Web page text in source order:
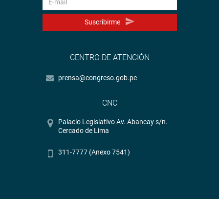
Suscribirme
CENTRO DE ATENCIÓN
prensa@congreso.gob.pe
CNC
Palacio Legislativo Av. Abancay s/n.
Cercado de Lima
311-7777 (Anexo 7541)